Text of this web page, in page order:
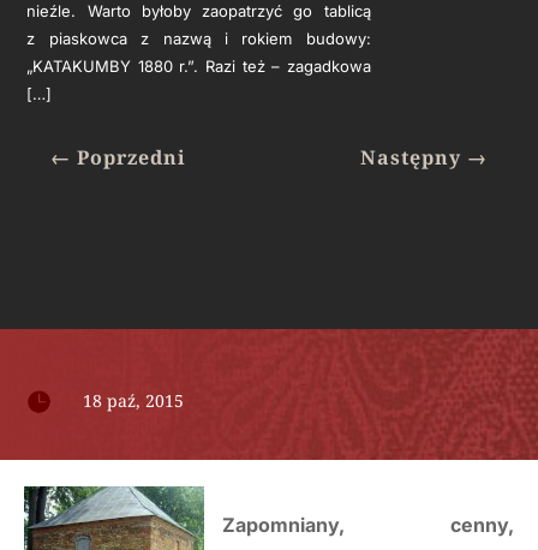
nieźle. Warto byłoby zaopatrzyć go tablicą
z piaskowca z nazwą i rokiem budowy:
„KATAKUMBY 1880 r.”. Razi też – zagadkowa
[…]
←Poprzedni Następny→
 18 paź, 2015
Zapomniany, cenny,